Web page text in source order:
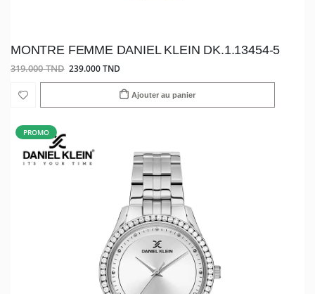
MONTRE FEMME DANIEL KLEIN DK.1.13454-5
319.000 TND 239.000 TND
Ajouter au panier
PROMO